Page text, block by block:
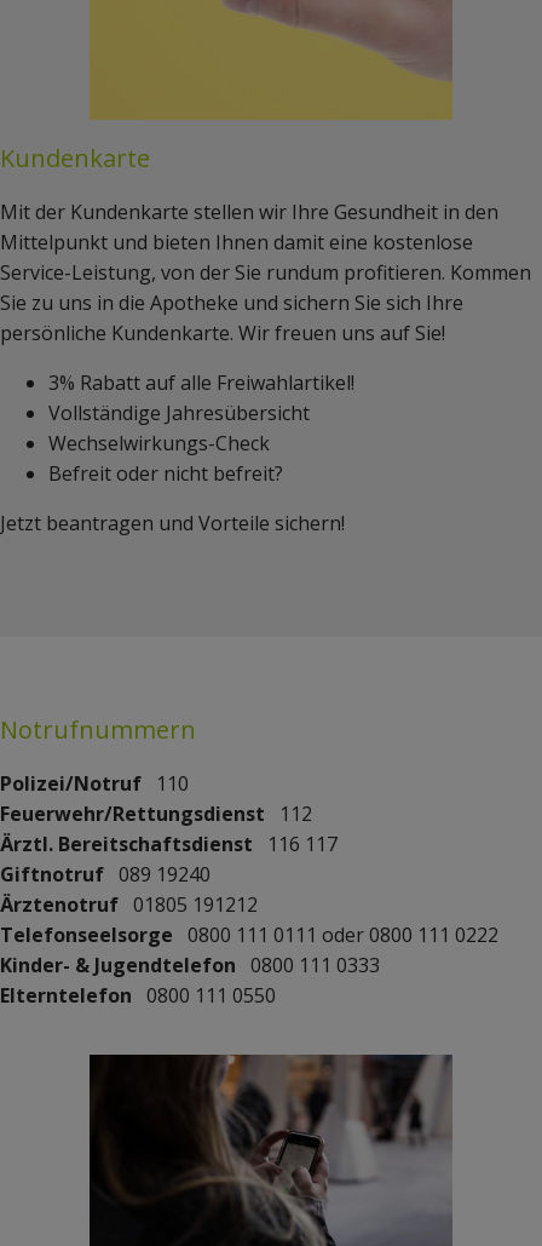
Kundenkarte
Mit der Kundenkarte stellen wir Ihre Gesundheit in den
Mittelpunkt und bieten Ihnen damit eine kostenlose
Service-Leistung, von der Sie rundum profitieren. Kommen
Sie zu uns in die Apotheke und sichern Sie sich Ihre
persönliche Kundenkarte. Wir freuen uns auf Sie!
3% Rabatt auf alle Freiwahlartikel!
Vollständige Jahresübersicht
Wechselwirkungs-Check
Befreit oder nicht befreit?
Jetzt beantragen und Vorteile sichern!
Notrufnummern
Polizei/Notruf 110
Feuerwehr/Rettungsdienst 112
Ärztl. Bereitschaftsdienst 116 117
Giftnotruf 089 19240
Ärztenotruf 01805 191212
Telefonseelsorge 0800 111 0111 oder 0800 111 0222
Kinder- & Jugendtelefon 0800 111 0333
Elterntelefon 0800 111 0550